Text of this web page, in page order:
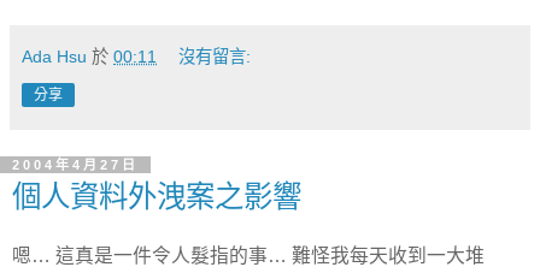
Ada Hsu 於 00:11 沒有留言:
分享
2004年4月27日
個人資料外洩案之影響
嗯… 這真是一件令人髮指的事… 難怪我每天收到一大堆